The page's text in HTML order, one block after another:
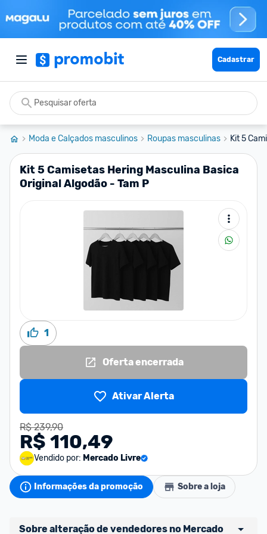
Cadastrar
Moda e Calçados masculinos Roupas masculinas Kit 5
Kit 5 Camisetas Hering Masculina Basica
Original Algodão - Tam P
1
Oferta encerrada
Ativar Alerta
R$ 239,90
R$ 110,49
Vendido por: Mercado Livre
Informações da promoção Sobre a loja
Sobre alteração de vendedores no Mercado